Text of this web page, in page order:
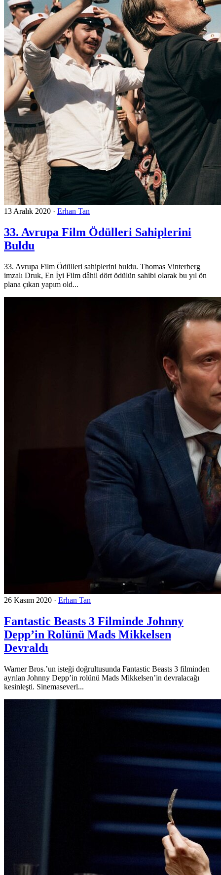
13 Aralık 2020 · Erhan Tan
33. Avrupa Film Ödülleri Sahiplerini
Buldu
33. Avrupa Film Ödülleri sahiplerini buldu. Thomas Vinterberg
imzalı Druk, En İyi Film dâhil dört ödülün sahibi olarak bu yıl ön
plana çıkan yapım old...
26 Kasım 2020 · Erhan Tan
Fantastic Beasts 3 Filminde Johnny
Depp’in Rolünü Mads Mikkelsen
Devraldı
Warner Bros.’un isteği doğrultusunda Fantastic Beasts 3 filminden
ayrılan Johnny Depp’in rolünü Mads Mikkelsen’in devralacağı
kesinleşti. Sinemaseverl...